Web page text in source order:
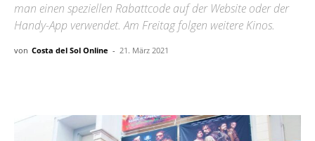
man einen speziellen Rabattcode auf der Website oder der
Handy-App verwendet. Am Freitag folgen weitere Kinos.
von Costa del Sol Online - 21. März 2021